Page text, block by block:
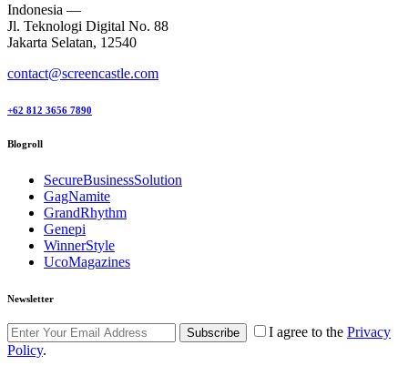
Indonesia —
Jl. Teknologi Digital No. 88
Jakarta Selatan, 12540
contact@screencastle.com
+62 812 3656 7890
Blogroll
SecureBusinessSolution
GagNamite
GrandRhythm
Genepi
WinnerStyle
UcoMagazines
Newsletter
Subscribe I agree to the Privacy
Policy.